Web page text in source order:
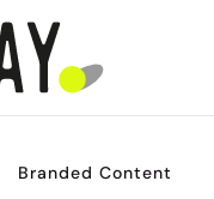
Branded Content